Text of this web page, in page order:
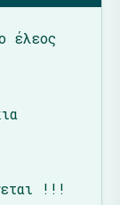
έλεος
!!!